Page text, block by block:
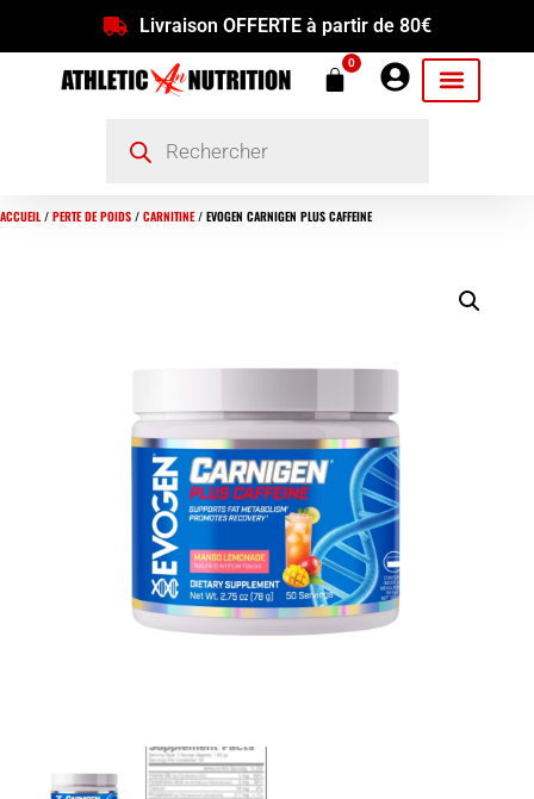
Livraison OFFERTE à partir de 80€
0
ACCUEIL/ PERTE DE POIDS / CARNITINE/ EVOGEN CARNIGEN PLUS CAFFEINE